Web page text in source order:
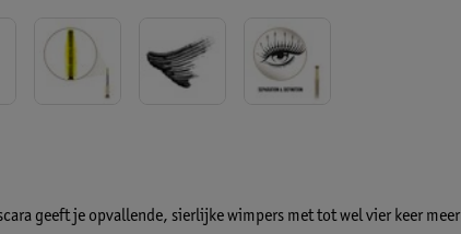
geeft je opvallende, sierlijke wimpers met tot wel vier keer meer